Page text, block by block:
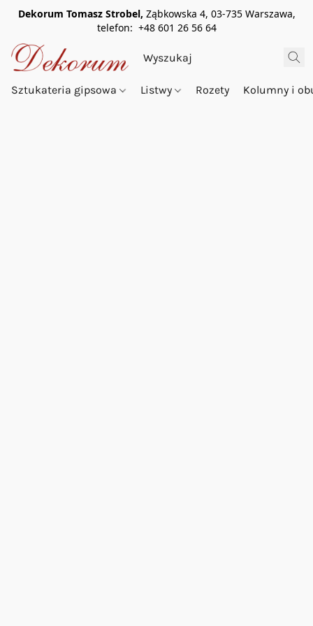
Dekorum Tomasz Strobel, Ząbkowska 4, 03-735 Warszawa,
telefon: +48 601 26 56 64
Sztukateria gipsowa Listwy Rozety Kolumny i